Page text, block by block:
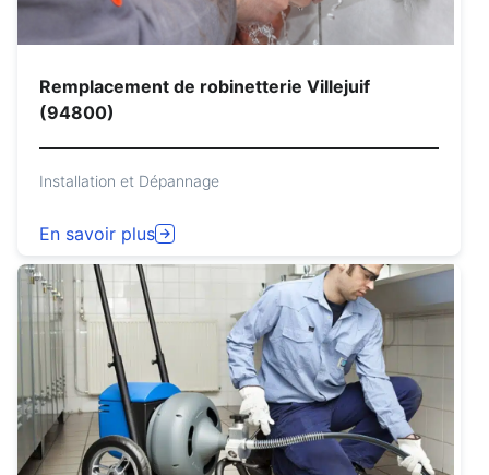
Remplacement de robinetterie Villejuif
(94800)
Installation et Dépannage
En savoir plus